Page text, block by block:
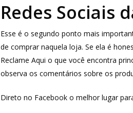
Redes Sociais
Esse é o segundo ponto mais
de comprar naquela loja. Se ela é
Reclame Aqui o que você encontra
observa os comentários sobre os
Direto no Facebook o melhor lugar